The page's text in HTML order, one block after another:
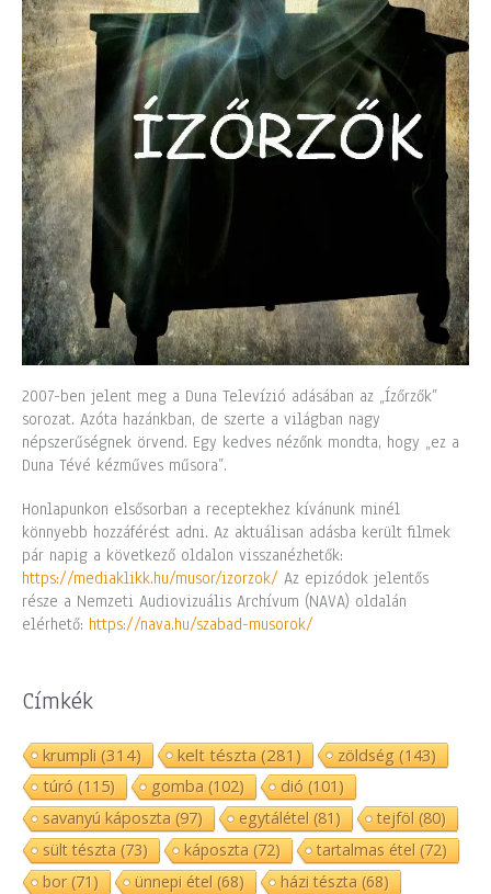
2007-ben jelent meg a Duna Televízió adásában az „Ízőrzők”
sorozat. Azóta hazánkban, de szerte a világban nagy
népszerűségnek örvend. Egy kedves nézőnk mondta, hogy „ez a
Duna Tévé kézműves műsora”.
Honlapunkon elsősorban a receptekhez kívánunk minél
könnyebb hozzáférést adni. Az aktuálisan adásba került filmek
pár napig a következő oldalon visszanézhetők:
https://mediaklikk.hu/musor/izorzok/ Az epizódok jelentős
része a Nemzeti Audiovizuális Archívum (NAVA) oldalán
elérhető: https://nava.hu/szabad-musorok/
Címkék
krumpli(314) kelt tészta(281) zöldség(143)
túró (115) gomba (102) dió (101)
savanyú káposzta (97) egytálétel (81) tejföl (80)
sült tészta (73) káposzta (72) tartalmas étel (72)
bor(71) ünnepi étel (68) házi tészta (68)